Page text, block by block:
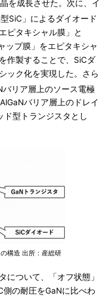
を成長させた。次に、イ
SiC」によるダイオード
ピタキシャル膜」と
ップ膜」をエピタキシャ
作製することで、SiCダ
ック化を実現した。さら
リア層上のソース電極
バリア層上のドレイ
ド型トランジスタとし
構造 出所：産総研
ついて、「オフ状態」
の耐圧をGaNに比べわ